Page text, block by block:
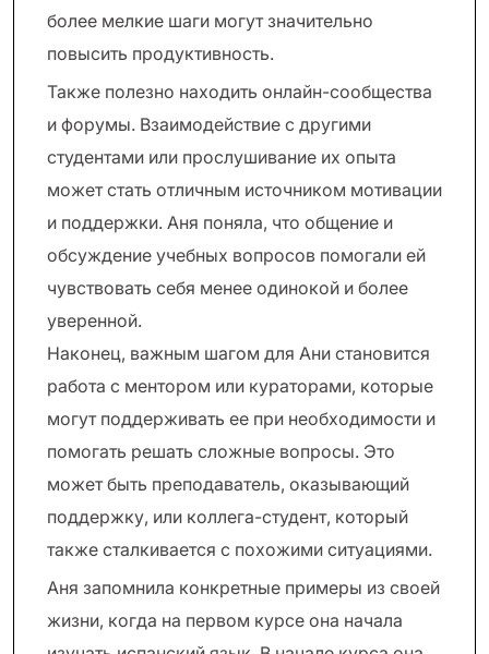
более мелкие шаги могут значительно
повысить продуктивность.
Также полезно находить онлайн-сообщества
и форумы. Взаимодействие с другими
студентами или прослушивание их опыта
может стать отличным источником мотивации
и поддержки. Аня поняла, что общение и
обсуждение учебных вопросов помогали ей
чувствовать себя менее одинокой и более
уверенной.
Наконец, важным шагом для Ани становится
работа с ментором или кураторами, которые
могут поддерживать ее при необходимости и
помогать решать сложные вопросы. Это
может быть преподаватель, оказывающий
поддержку, или коллега-студент, который
также сталкивается с похожими ситуациями.
Аня запомнила конкретные примеры из своей
жизни, когда на первом курсе она начала